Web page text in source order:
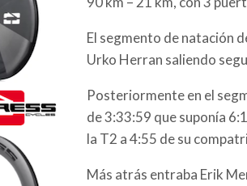
El segmento de natación
Urko Herran saliendo
Posteriormente en el
de 3:33:59 que suponía
la T2 a 4:55 de su
Más atrás entraba Erik